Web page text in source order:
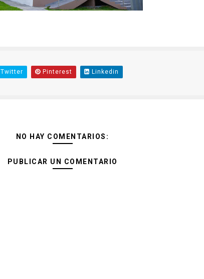
Twitter Pinterest Linkedin
NO HAY COMENTARIOS:
PUBLICAR UN COMENTARIO